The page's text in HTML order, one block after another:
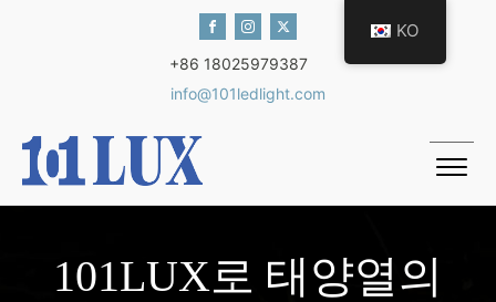
+86 18025979387
info@101ledlight.com
101LUX로 태양열의
KO